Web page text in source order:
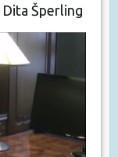
Šperling